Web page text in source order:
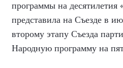
программы на десятилетия
представила на Съезде в
второму этапу Съезда
Народную программу на